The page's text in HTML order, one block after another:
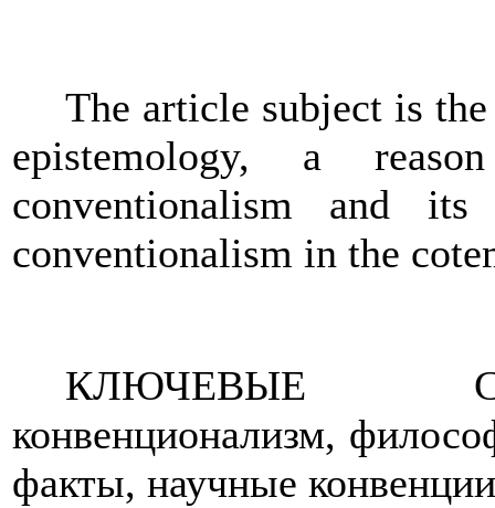
The article subject is
epistemology, a
conventionalism and
conventionalism in the
КЛЮЧЕВЫЕ
конвенционализм,
факты, научные